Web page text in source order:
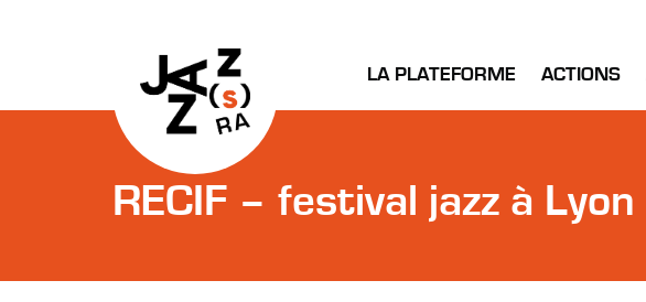
LA PLATEFORME ACTIONS
RECIF – festival jazz à